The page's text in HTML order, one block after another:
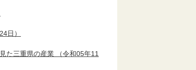
日）
た三重県の産業 （令和05年11